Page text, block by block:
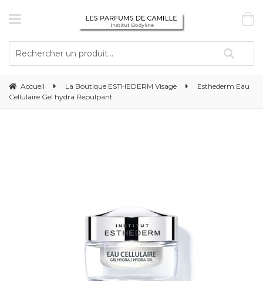
Accueil La Boutique ESTHEDERM Visage
Esthederm Eau
Cellulaire Gel hydra Repulpant